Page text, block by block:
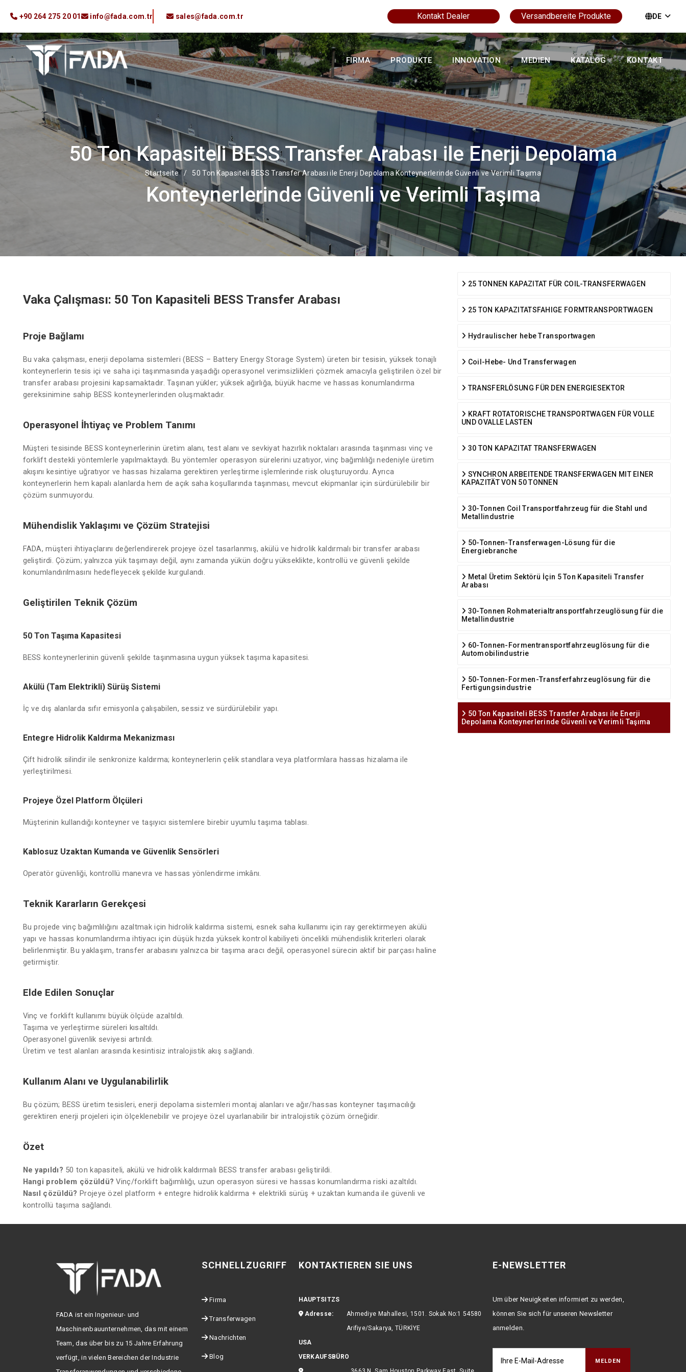
Kontakt Dealer Versandbereite Produkte DE
+90 264 275 20 01 info@fada.com.tr sales@fada.com.tr
FIRMA PRODUKTE INNOVATION MEDIEN KATALOG KONTAKT
50 Ton Kapasiteli BESS Transfer Arabası ile Enerji Depolama
Konteynerlerinde Güvenli ve Verimli Taşıma
Startseite / 50 Ton Kapasiteli BESS Transfer Arabası ile Enerji Depolama Konteynerlerinde Güvenli ve Verimli Taşıma
Vaka Çalışması: 50 Ton Kapasiteli BESS Transfer Arabası
Proje Bağlamı
Bu vaka çalışması, enerji depolama sistemleri (BESS – Battery Energy Storage System) üreten bir tesisin, yüksek tonajlı
konteynerlerin tesis içi ve saha içi taşınmasında yaşadığı operasyonel verimsizlikleri çözmek amacıyla geliştirilen özel bir
transfer arabası projesini kapsamaktadır. Taşınan yükler; yüksek ağırlığa, büyük hacme ve hassas konumlandırma
gereksinimine sahip BESS konteynerlerinden oluşmaktadır.
Operasyonel İhtiyaç ve Problem Tanımı
Müşteri tesisinde BESS konteynerlerinin üretim alanı, test alanı ve sevkiyat hazırlık noktaları arasında taşınması vinç ve
forklift destekli yöntemlerle yapılmaktaydı. Bu yöntemler operasyon sürelerini uzatıyor, vinç bağımlılığı nedeniyle üretim
akışını kesintiye uğratıyor ve hassas hizalama gerektiren yerleştirme işlemlerinde risk oluşturuyordu. Ayrıca
konteynerlerin hem kapalı alanlarda hem de açık saha koşullarında taşınması, mevcut ekipmanlar için sürdürülebilir bir
çözüm sunmuyordu.
Mühendislik Yaklaşımı ve Çözüm Stratejisi
FADA, müşteri ihtiyaçlarını değerlendirerek projeye özel tasarlanmış, akülü ve hidrolik kaldırmalı bir transfer arabası
geliştirdi. Çözüm; yalnızca yük taşımayı değil, aynı zamanda yükün doğru yükseklikte, kontrollü ve güvenli şekilde
konumlandırılmasını hedefleyecek şekilde kurgulandı.
Geliştirilen Teknik Çözüm
50 Ton Taşıma Kapasitesi
BESS konteynerlerinin güvenli şekilde taşınmasına uygun yüksek taşıma kapasitesi.
Akülü (Tam Elektrikli) Sürüş Sistemi
İç ve dış alanlarda sıfır emisyonla çalışabilen, sessiz ve sürdürülebilir yapı.
Entegre Hidrolik Kaldırma Mekanizması
Çift hidrolik silindir ile senkronize kaldırma; konteynerlerin çelik standlara veya platformlara hassas hizalama ile
yerleştirilmesi.
Projeye Özel Platform Ölçüleri
Müşterinin kullandığı konteyner ve taşıyıcı sistemlere birebir uyumlu taşıma tablası.
Kablosuz Uzaktan Kumanda ve Güvenlik Sensörleri
Operatör güvenliği, kontrollü manevra ve hassas yönlendirme imkânı.
Teknik Kararların Gerekçesi
Bu projede vinç bağımlılığını azaltmak için hidrolik kaldırma sistemi, esnek saha kullanımı için ray gerektirmeyen akülü
yapı ve hassas konumlandırma ihtiyacı için düşük hızda yüksek kontrol kabiliyeti öncelikli mühendislik kriterleri olarak
belirlenmiştir. Bu yaklaşım, transfer arabasını yalnızca bir taşıma aracı değil, operasyonel sürecin aktif bir parçası haline
getirmiştir.
Elde Edilen Sonuçlar
Vinç ve forklift kullanımı büyük ölçüde azaltıldı.
Taşıma ve yerleştirme süreleri kısaltıldı.
Operasyonel güvenlik seviyesi artırıldı.
Üretim ve test alanları arasında kesintisiz intralojistik akış sağlandı.
Kullanım Alanı ve Uygulanabilirlik
Bu çözüm; BESS üretim tesisleri, enerji depolama sistemleri montaj alanları ve ağır/hassas konteyner taşımacılığı
gerektiren enerji projeleri için ölçeklenebilir ve projeye özel uyarlanabilir bir intralojistik çözüm örneğidir.
Özet
Ne yapıldı? 50 ton kapasiteli, akülü ve hidrolik kaldırmalı BESS transfer arabası geliştirildi.
Hangi problem çözüldü? Vinç/forklift bağımlılığı, uzun operasyon süresi ve hassas konumlandırma riski azaltıldı.
Nasıl çözüldü? Projeye özel platform + entegre hidrolik kaldırma + elektrikli sürüş + uzaktan kumanda ile güvenli ve
kontrollü taşıma sağlandı.
25 TONNEN KAPAZITAT FÜR COIL-TRANSFERWAGEN
25 TON KAPAZITATSFAHIGE FORMTRANSPORTWAGEN
Hydraulischer hebe Transportwagen
Coil-Hebe- Und Transferwagen
TRANSFERLÖSUNG FÜR DEN ENERGIESEKTOR
KRAFT ROTATORISCHE TRANSPORTWAGEN FÜR VOLLE
UND OVALLE LASTEN
30 TON KAPAZITAT TRANSFERWAGEN
SYNCHRON ARBEITENDE TRANSFERWAGEN MIT EINER
KAPAZITÄT VON 50 TONNEN
30-Tonnen Coil Transportfahrzeug für die Stahl und
Metallindustrie
50-Tonnen-Transferwagen-Lösung für die
Energiebranche
Metal Üretim Sektörü İçin 5 Ton Kapasiteli Transfer
Arabası
30-Tonnen Rohmaterialtransportfahrzeuglösung für die
Metallindustrie
60-Tonnen-Formentransportfahrzeuglösung für die
Automobilindustrie
50-Tonnen-Formen-Transferfahrzeuglösung für die
Fertigungsindustrie
50 Ton Kapasiteli BESS Transfer Arabası ile Enerji
Depolama Konteynerlerinde Güvenli ve Verimli Taşıma
FADA ist ein Ingenieur- und
Maschinenbauunternehmen, das mit einem
Team, das über bis zu 15 Jahre Erfahrung
verfügt, in vielen Bereichen der Industrie
SCHNELLZUGRIFF
Firma
Transferwagen
Nachrichten
Blog
KONTAKTIEREN SIE UNS
HAUPTSITZS
Adresse:
Ahmediye Mahallesi, 1501. Sokak No:1 54580
Arifiye/Sakarya, TÜRKİYE
USA
VERKAUFSBÜRO
E-NEWSLETTER
Um über Neuigkeiten informiert zu werden,
können Sie sich für unseren Newsletter
anmelden.